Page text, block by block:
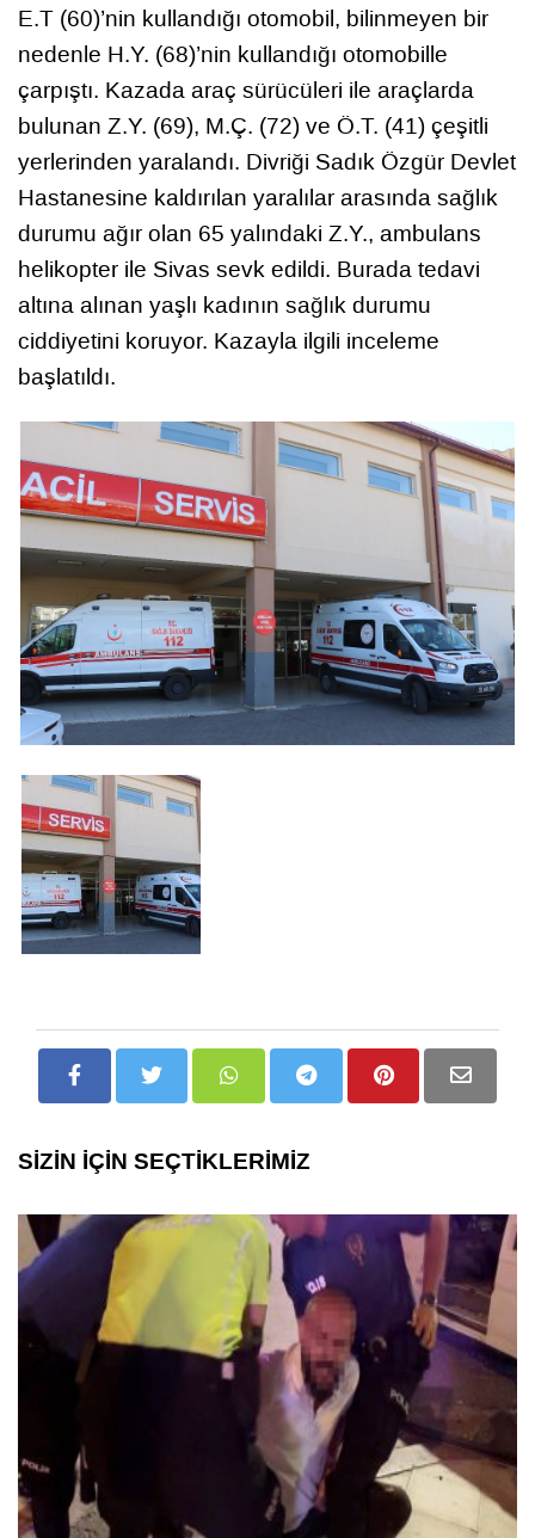
E.T (60)’nin kullandığı otomobil, bilinmeyen bir
nedenle H.Y. (68)’nin kullandığı otomobille
çarpıştı. Kazada araç sürücüleri ile araçlarda
bulunan Z.Y. (69), M.Ç. (72) ve Ö.T. (41) çeşitli
yerlerinden yaralandı. Divriği Sadık Özgür Devlet
Hastanesine kaldırılan yaralılar arasında sağlık
durumu ağır olan 65 yalındaki Z.Y., ambulans
helikopter ile Sivas sevk edildi. Burada tedavi
altına alınan yaşlı kadının sağlık durumu
ciddiyetini koruyor. Kazayla ilgili inceleme
başlatıldı.
SİZİN İÇİN SEÇTİKLERİMİZ